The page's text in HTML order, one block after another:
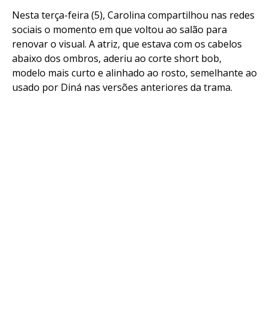
Nesta terça-feira (5), Carolina compartilhou nas redes
sociais o momento em que voltou ao salão para
renovar o visual. A atriz, que estava com os cabelos
abaixo dos ombros, aderiu ao corte short bob,
modelo mais curto e alinhado ao rosto, semelhante ao
usado por Diná nas versões anteriores da trama.